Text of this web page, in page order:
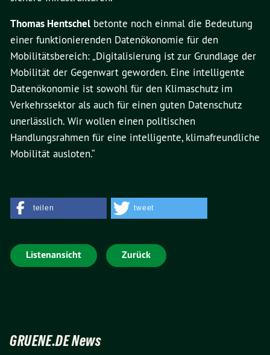
Thomas Hentschel betonte noch einmal die Bedeutung
einer funktionierenden Datenökonomie für den
Mobilitätsbereich: „Digitalisierung ist zur Grundlage der
Mobilität der Gegenwart geworden. Eine intelligente
Datenökonomie ist sowohl für den Klimaschutz im
Verkehrssektor als auch für einen guten Datenschutz
unerlässlich. Wir wollen einen politischen
Handlungsrahmen für eine intelligente, klimafreundliche
Mobilität ausloten.“
teilen tweet
Listenansicht Zurück
GRUENE.DE News